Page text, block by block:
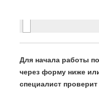
Для начала работы
через форму ниже
специалист